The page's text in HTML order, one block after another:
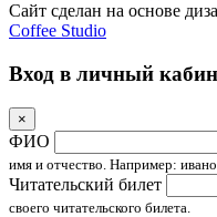
Сайт сделан на основе
Coffee Studio
Вход в личный
×
ФИО
имя и отчество. Например:
Читательский билет
своего читательского билета.